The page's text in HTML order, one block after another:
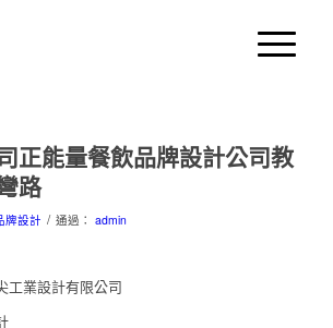
正能量餐飲品牌設計公司教
路
牌設計 / 通過： admin
工業設計有限公司